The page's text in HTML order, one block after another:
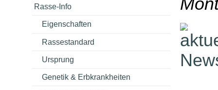
Rasse-Info
Eigenschaften
Rassestandard
Ursprung
Genetik & Erbkrankheiten